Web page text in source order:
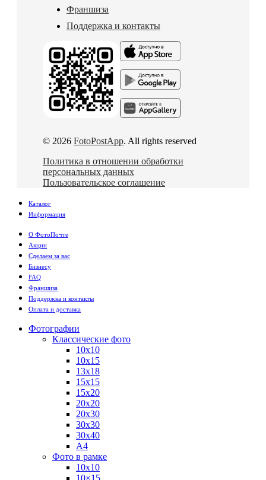
Франшиза
Поддержка и контакты
© 2026 FotoPostApp. All rights reserved
Политика в отношении обработки
персональных данных
Пользовательское соглашение
Каталог
Информация
О ФотоПочте
Акции
Сделаем за вас
Бизнесу
FAQ
Франшиза
Поддержка и контакты
Оплата и доставка
Фотографии
Классические фото
10х10
10х15
13х18
15х15
15х20
20х20
20х30
30х30
30х40
А4
Фото в рамке
10х10
10×15